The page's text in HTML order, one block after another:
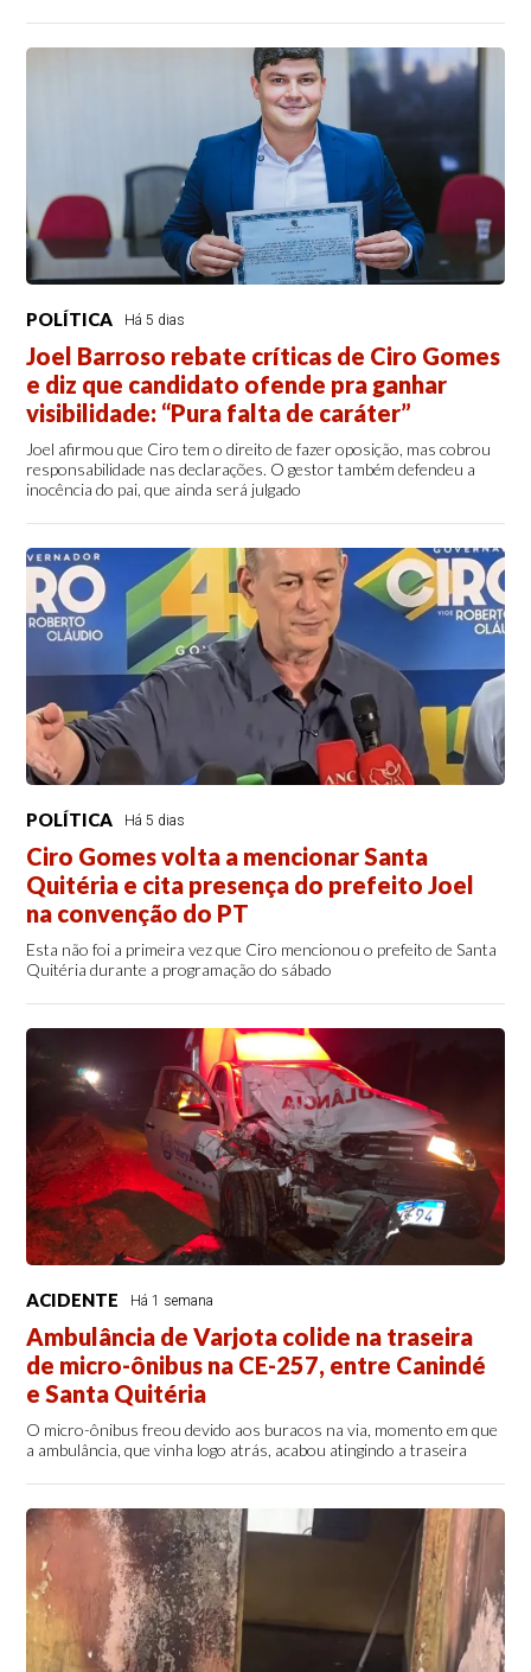
POLÍTICA Há 5 dias
Joel Barroso rebate críticas de Ciro Gomes
e diz que candidato ofende pra ganhar
visibilidade: “Pura falta de caráter”
Joel afirmou que Ciro tem o direito de fazer oposição, mas cobrou
responsabilidade nas declarações. O gestor também defendeu a
inocência do pai, que ainda será julgado
POLÍTICA Há 5 dias
Ciro Gomes volta a mencionar Santa
Quitéria e cita presença do prefeito Joel
na convenção do PT
Esta não foi a primeira vez que Ciro mencionou o prefeito de Santa
Quitéria durante a programação do sábado
ACIDENTE Há 1 semana
Ambulância de Varjota colide na traseira
de micro-ônibus na CE-257, entre Canindé
e Santa Quitéria
O micro-ônibus freou devido aos buracos na via, momento em que
a ambulância, que vinha logo atrás, acabou atingindo a traseira